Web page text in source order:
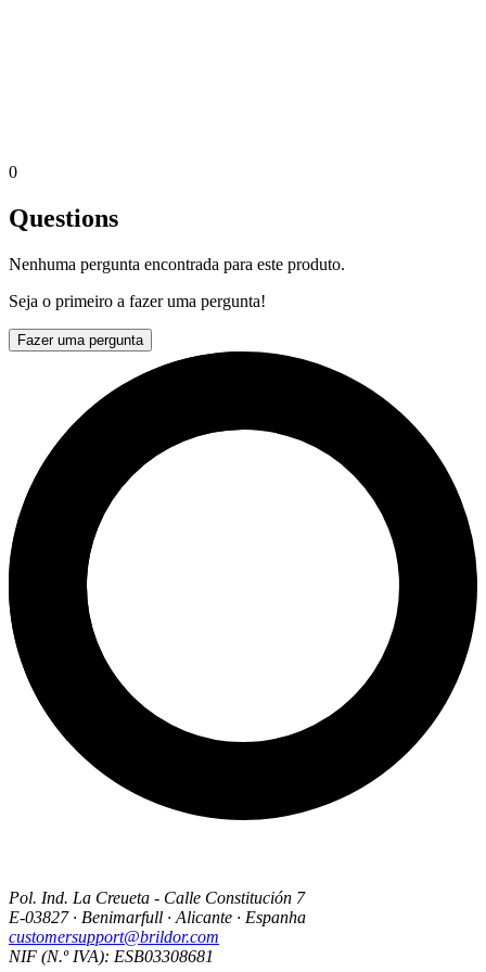
0
Questions
Nenhuma pergunta encontrada para este produto.
Seja o primeiro a fazer uma pergunta!
Fazer uma pergunta
Pol. Ind. La Creueta - Calle Constitución 7
E-03827 · Benimarfull · Alicante · Espanha
customersupport@brildor.com
NIF (N.º IVA): ESB03308681